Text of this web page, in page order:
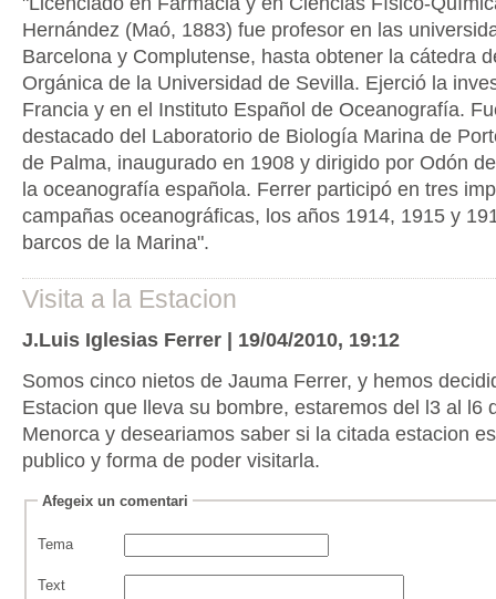
Hernández (Maó, 1883) fue profesor en las
Barcelona y Complutense, hasta obtener la cátedra
Orgánica de la Universidad de Sevilla. Ejerció la
Francia y en el Instituto Español de Oceanografía.
destacado del Laboratorio de Biología Marina de
de Palma, inaugurado en 1908 y dirigido por Odón
la oceanografía española. Ferrer participó en tres
campañas oceanográficas, los años 1914, 1915 y
barcos de la Marina".
Visita a la Estacion
J.Luis Iglesias Ferrer | 19/04/2010, 19:12
Somos cinco nietos de Jauma Ferrer, y hemos
Estacion que lleva su bombre, estaremos del l3 al l6
Menorca y deseariamos saber si la citada estacion
publico y forma de poder visitarla.
Afegeix un comentari
Tema
Text